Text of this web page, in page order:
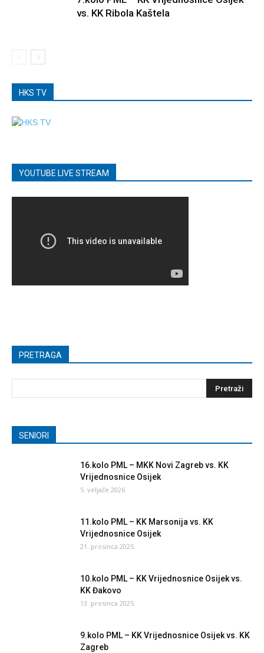
vs. KK Ribola Kaštela
HKS TV
YOUTUBE LIVE STREAM
PRETRAGA
SENIORI
16.kolo PML – MKK Novi Zagreb vs. KK
Vrijednosnice Osijek
5. veljače 2026.
11.kolo PML – KK Marsonija vs. KK
Vrijednosnice Osijek
21. prosinca 2025.
10.kolo PML – KK Vrijednosnice Osijek vs.
KK Đakovo
13. prosinca 2025.
9.kolo PML – KK Vrijednosnice Osijek vs. KK
Zagreb